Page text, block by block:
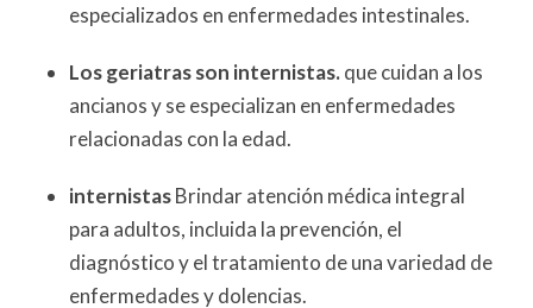
especializados en enfermedades intestinales.
Los geriatras son internistas.que cuidan a los
ancianos y se especializan en enfermedades
relacionadas con la edad.
internistasBrindar atención médica integral
para adultos, incluida la prevención, el
diagnóstico y el tratamiento de una variedad de
enfermedades y dolencias.